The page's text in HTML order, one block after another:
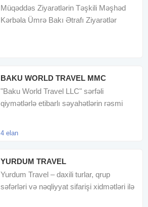
Müqəddəs Ziyarətlərin Təşkili Məşhəd
Kərbəla Ümrə Bakı Ətrafı Ziyarətlər
BAKU WORLD TRAVEL MMC
"Baku World Travel LLC" sərfəli
qiymətlərlə etibarlı səyahətlərin rəsmi
4 elan
YURDUM TRAVEL
Yurdum Travel – daxili turlar, qrup
səfərləri və nəqliyyat sifarişi xidmətləri ilə